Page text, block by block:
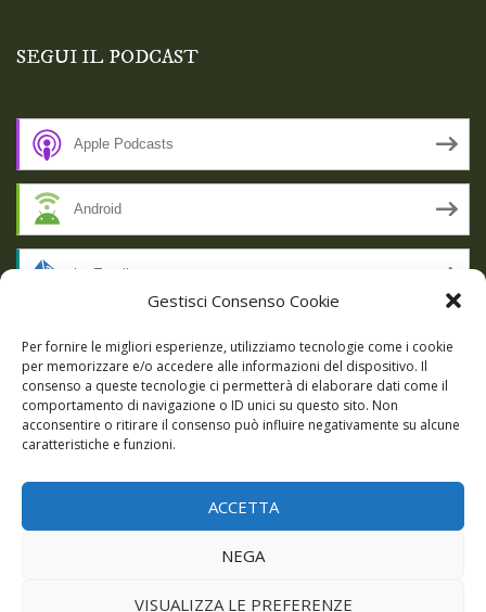
Gestisci Consenso Cookie
Per fornire le migliori esperienze, utilizziamo tecnologie come i cookie
per memorizzare e/o accedere alle informazioni del dispositivo. Il
consenso a queste tecnologie ci permetterà di elaborare dati come il
comportamento di navigazione o ID unici su questo sito. Non
acconsentire o ritirare il consenso può influire negativamente su alcune
caratteristiche e funzioni.
ACCETTA
NEGA
VISUALIZZA LE PREFERENZE
SEGUI IL PODCAST
Apple Podcasts
Android
by Email
RSS
SSL SECURE
|Theme:
Giochi DBC Podcast Cookie Policy (UE)